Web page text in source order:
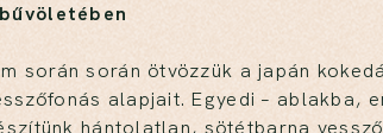
során során ötvözzük a japán
alapjait. Egyedi – ablakba,